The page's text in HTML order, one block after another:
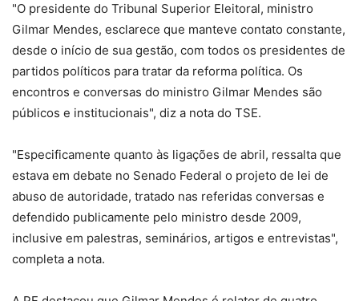
"O presidente do Tribunal Superior Eleitoral, ministro
Gilmar Mendes, esclarece que manteve contato constante,
desde o início de sua gestão, com todos os presidentes de
partidos políticos para tratar da reforma política. Os
encontros e conversas do ministro Gilmar Mendes são
públicos e institucionais", diz a nota do TSE.
"Especificamente quanto às ligações de abril, ressalta que
estava em debate no Senado Federal o projeto de lei de
abuso de autoridade, tratado nas referidas conversas e
defendido publicamente pelo ministro desde 2009,
inclusive em palestras, seminários, artigos e entrevistas",
completa a nota.